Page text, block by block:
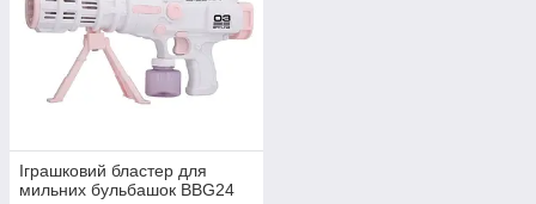
Іграшковий бластер для
мильних бульбашок BBG24